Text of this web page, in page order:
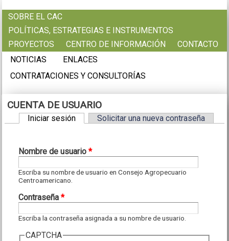
SOBRE EL CAC
POLÍTICAS, ESTRATEGIAS E INSTRUMENTOS
PROYECTOS
CENTRO DE INFORMACIÓN
CONTACTO
NOTICIAS
ENLACES
CONTRATACIONES Y CONSULTORÍAS
CUENTA DE USUARIO
Iniciar sesión (solapa activa)
Solicitar una nueva contraseña
Nombre de usuario*
Escriba su nombre de usuario en Consejo Agropecuario
Centroamericano.
Contraseña*
Escriba la contraseña asignada a su nombre de usuario.
CAPTCHA